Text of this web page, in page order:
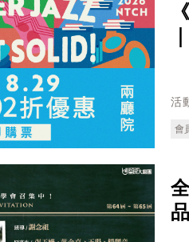
活
會